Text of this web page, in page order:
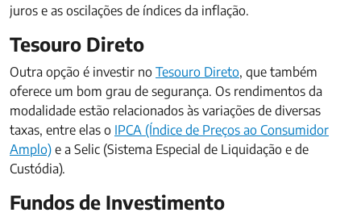
juros e as oscilações de índices da inflação.
Tesouro Direto
Outra opção é investir no Tesouro Direto, que também
oferece um bom grau de segurança. Os rendimentos da
modalidade estão relacionados às variações de diversas
taxas, entre elas o IPCA (Índice de Preços ao Consumidor
Amplo) e a Selic (Sistema Especial de Liquidação e de
Custódia).
Fundos de Investimento